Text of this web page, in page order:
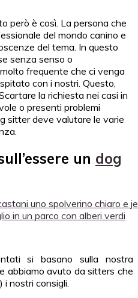
però è così. La persona che
del mondo canino e
del tema. In questo
senza senso o
frequente che ci venga
con i nostri. Questo,
la richiesta nei casi in
o presenti problemi
sitter deve valutare le varie
un dog
si basano sulla nostra
abbiamo avuto da sitters che
i nostri consigli.